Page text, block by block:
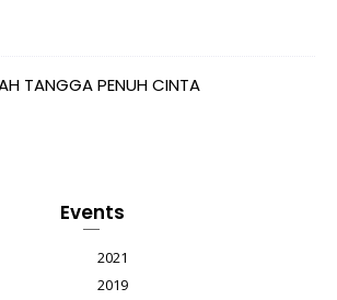
TANGGA PENUH CINTA
Events
2021
2019